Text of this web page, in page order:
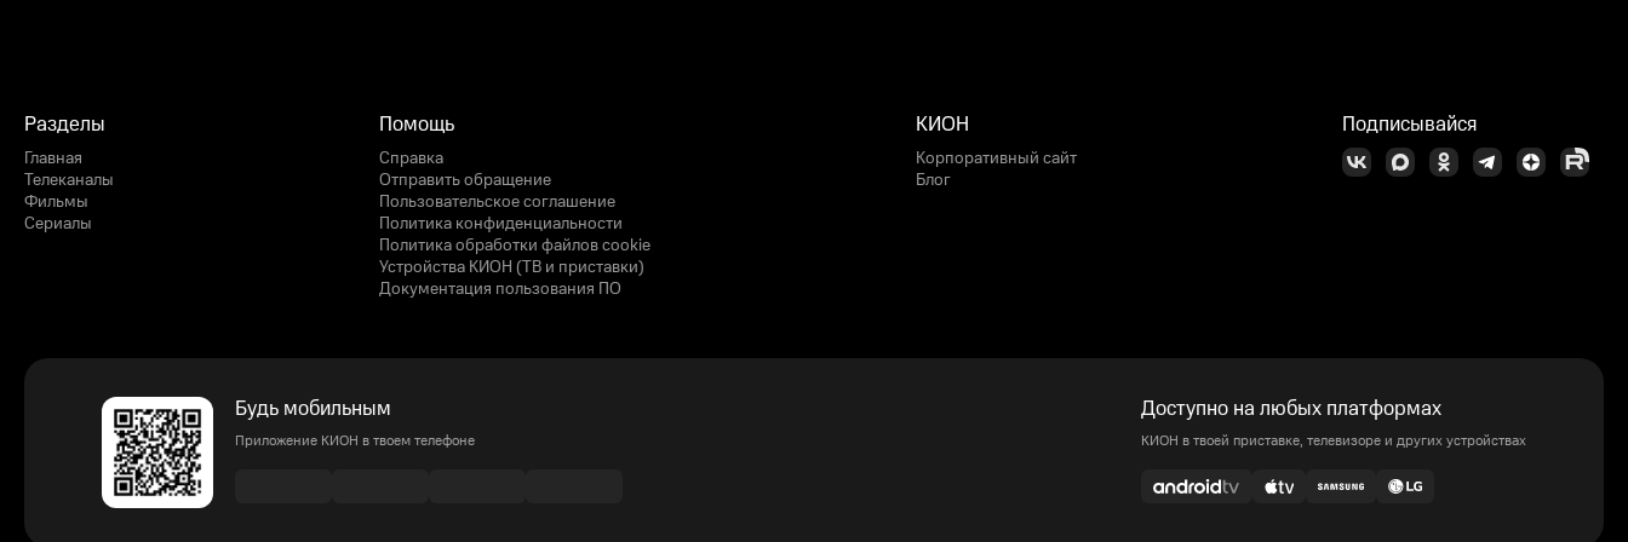
Разделы
Главная
Телеканалы
Фильмы
Сериалы
Помощь
Справка
Отправить обращение
Пользовательское соглашение
Политика конфиденциальности
Политика обработки файлов cookie
Устройства КИОН (ТВ и приставки)
Документация пользования ПО
КИОН
Корпоративный сайт
Блог
Подписывайся
Будь мобильным
Приложение КИОН в твоем телефоне
Доступно на любых платформах
КИОН в твоей приставке, телевизоре и других устройствах